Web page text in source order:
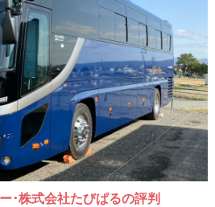
･株式会社たびぱるの評判